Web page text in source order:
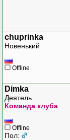
chuprinka
Новенький
Offline
Dimka
Деятель
Команда клуба
Offline
Пол: